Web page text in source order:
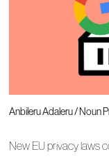
Anbileru Adaleru / Noun
New EU privacy laws